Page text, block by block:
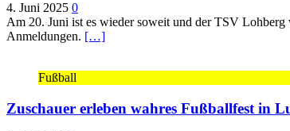
4. Juni 2025 0
Am 20. Juni ist es wieder soweit und der TSV
Anmeldungen. […]
Fußball
Zuschauer erleben wahres Fußballfest in